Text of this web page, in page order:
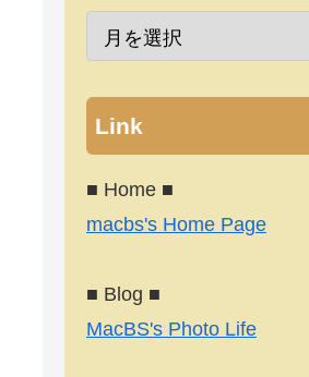
Link
■ Home ■
macbs's Home Page
■ Blog ■
MacBS's Photo Life